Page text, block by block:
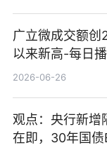
广立微成交额创
以来新高-每日
2026-06-26
观点：央行新增
在即，30年国债